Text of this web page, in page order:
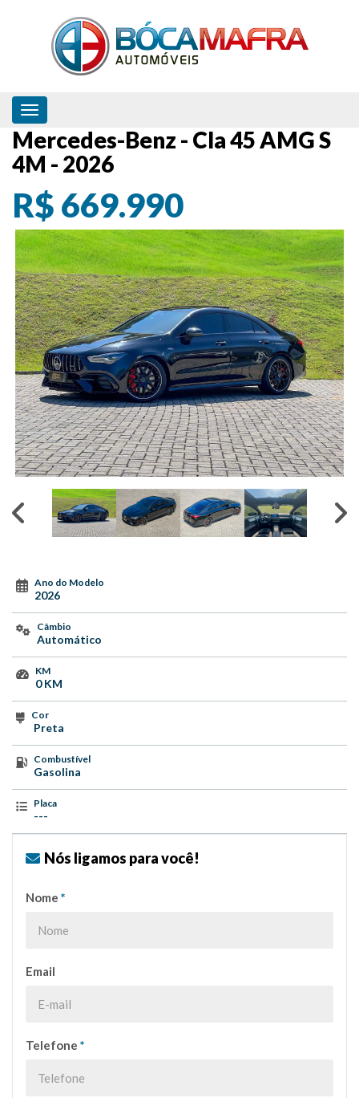
Toggle navigation
Mercedes-Benz - Cla 45 AMG S
4M - 2026
R$ 669.990
Ano do Modelo
2026
Câmbio
Automático
KM
0 KM
Cor
Preta
Combustível
Gasolina
Placa
---
Nós ligamos para você!
Nome *
Email
Telefone *